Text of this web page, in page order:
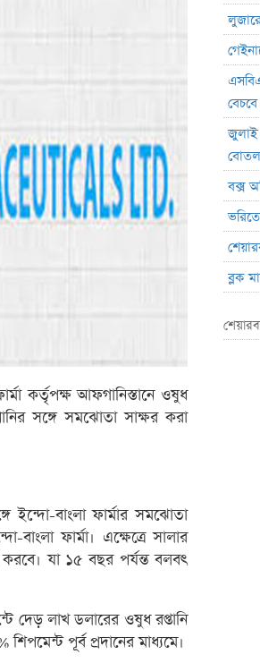
কর্তৃপক্ষ আফগানিস্তানে ওষুধ
সঙ্গে সমঝোতা সাক্ষর করা
ইন্দো-বাংলা ফার্মার সমঝোতা
ফার্মা। এক্ষেত্রে সালার
করবে। যা ১৫ বছর পর্যন্ত বলবৎ
দেড় লাখ ডলারের ওষুধ রপ্তানি
পূর্ব প্রদানের মাধ্যমে।
বেচবে
জুলাই
বোতল
বক্স
ব্লক